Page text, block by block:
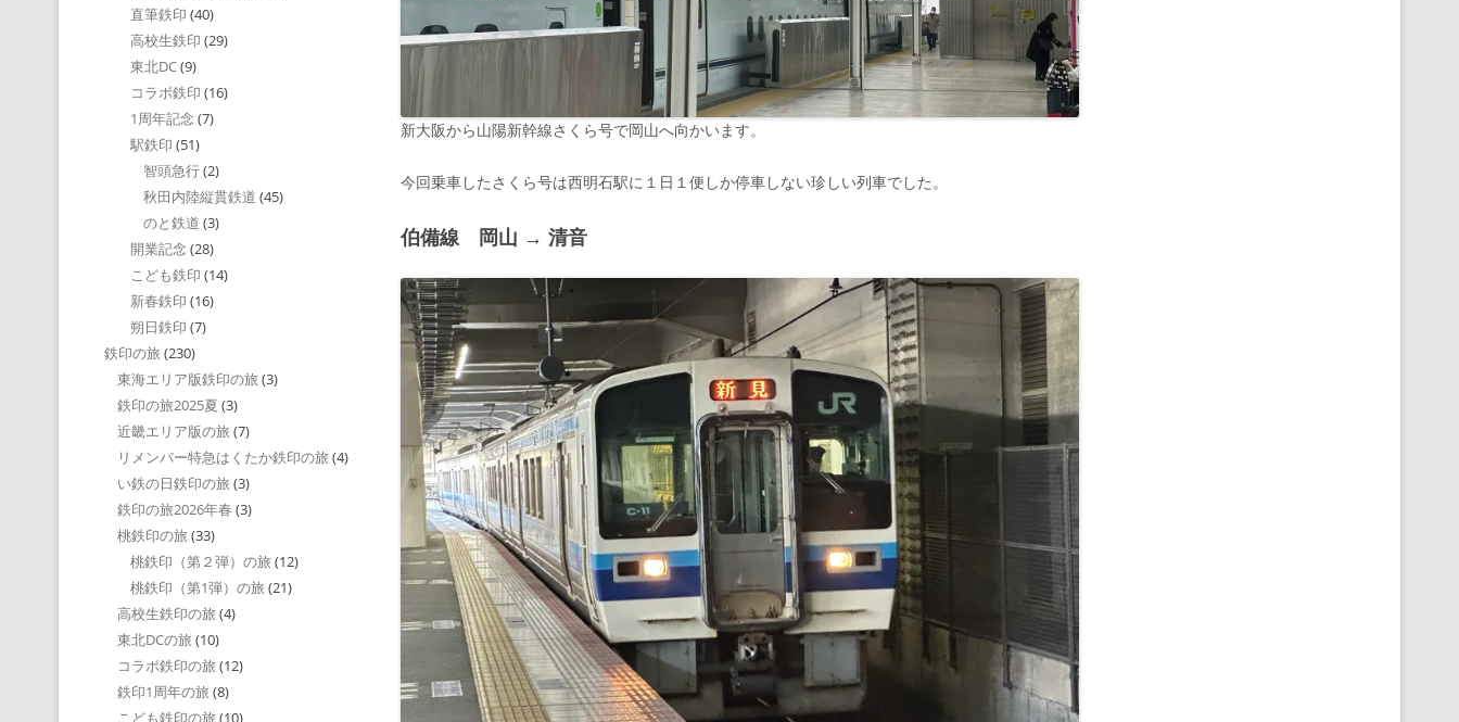
新大阪から山陽新幹線さくら号で岡山へ向かいます。
今回乗車したさくら号は西明石駅に１日１便しか停車しない珍しい列車でした。
伯備線 岡山 → 清音
直筆鉄印 (40)
高校生鉄印 (29)
東北DC(9)
コラボ鉄印 (16)
1周年記念 (7)
駅鉄印 (51)
智頭急行(2)
秋田内陸縦貫鉄道 (45)
のと鉄道 (3)
開業記念 (28)
こども鉄印 (14)
新春鉄印 (16)
朔日鉄印 (7)
鉄印の旅 (230)
東海エリア版鉄印の旅 (3)
鉄印の旅2025夏 (3)
近畿エリア版の旅 (7)
リメンバー特急はくたか鉄印の旅 (4)
い鉄の日鉄印の旅 (3)
鉄印の旅2026年春 (3)
桃鉄印の旅 (33)
桃鉄印（第２弾）の旅 (12)
桃鉄印（第1弾）の旅 (21)
高校生鉄印の旅 (4)
東北DCの旅 (10)
コラボ鉄印の旅 (12)
鉄印1周年の旅 (8)